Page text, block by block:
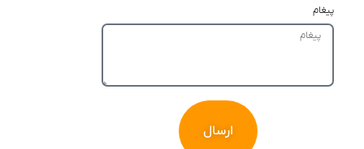
پیغام
ارسال